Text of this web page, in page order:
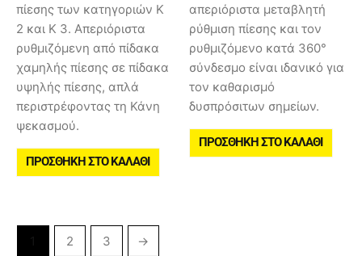
πίεσης των κατηγοριών K
2 και K 3. Απεριόριστα
ρυθμιζόμενη από πίδακα
χαμηλής πίεσης σε πίδακα
υψηλής πίεσης, απλά
περιστρέφοντας τη Κάνη
ψεκασμού.
ΠΡΟΣΘΉΚΗ ΣΤΟ ΚΑΛΆΘΙ
απεριόριστα μεταβλητή
ρύθμιση πίεσης και τον
ρυθμιζόμενο κατά 360°
σύνδεσμο είναι ιδανικό για
τον καθαρισμό
δυσπρόσιτων σημείων.
ΠΡΟΣΘΉΚΗ ΣΤΟ ΚΑΛΆΘΙ
2 3 →